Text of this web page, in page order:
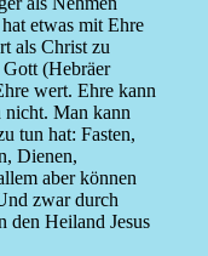
etwas mit Ehre
als Christ zu
(Hebräer
wert. Ehre kann
nicht. Man kann
tun hat: Fasten,
Dienen,
aber können
zwar durch
den Heiland Jesus